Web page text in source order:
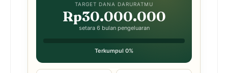
TARGET DANA DARURATMU
Rp30.000.000
setara 6 bulan pengeluaran
Terkumpul 0%